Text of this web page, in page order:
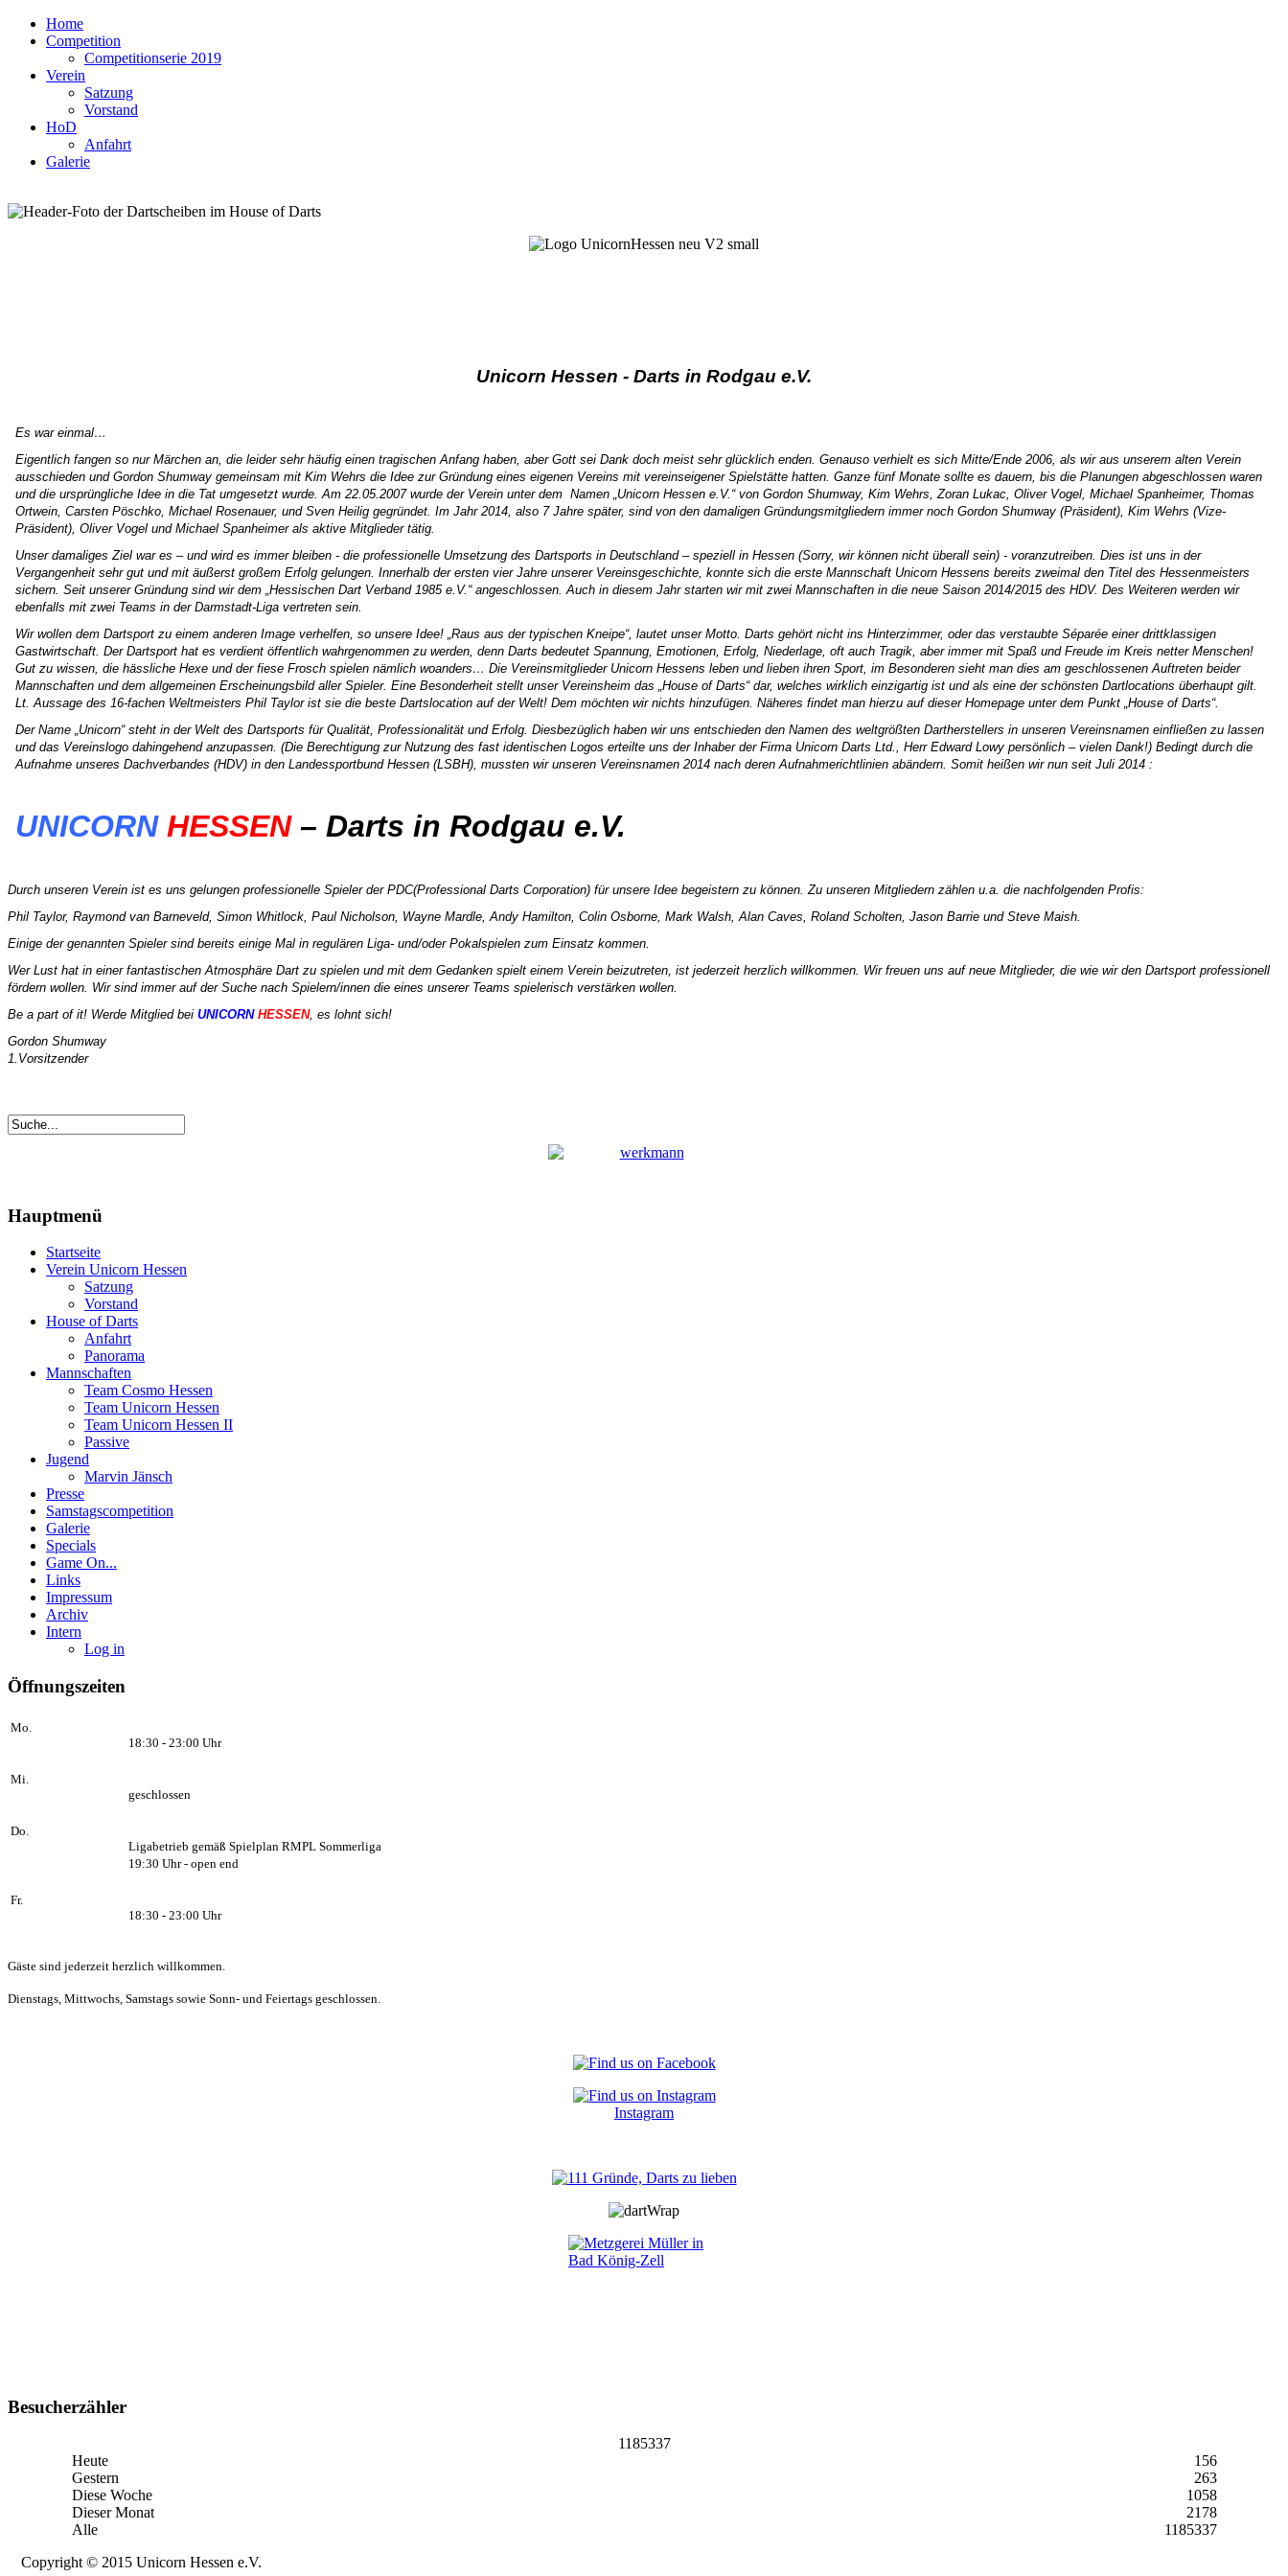
Home
Competition
Competitionserie 2019
Verein
Satzung
Vorstand
HoD
Anfahrt
Galerie
Unicorn Hessen - Darts in Rodgau e.V.
Es war einmal…
Eigentlich fangen so nur Märchen an, die leider sehr häufig einen tragischen Anfang haben, aber Gott sei Dank doch meist sehr glücklich enden. Genauso verhielt es sich Mitte/Ende 2006, als wir aus unserem alten Verein
ausschieden und Gordon Shumway gemeinsam mit Kim Wehrs die Idee zur Gründung eines eigenen Vereins mit vereinseigener Spielstätte hatten. Ganze fünf Monate sollte es dauern, bis die Planungen abgeschlossen waren
und die ursprüngliche Idee in die Tat umgesetzt wurde. Am 22.05.2007 wurde der Verein unter dem Namen „Unicorn Hessen e.V.“ von Gordon Shumway, Kim Wehrs, Zoran Lukac, Oliver Vogel, Michael Spanheimer, Thomas
Ortwein, Carsten Pöschko, Michael Rosenauer, und Sven Heilig gegründet. Im Jahr 2014, also 7 Jahre später, sind von den damaligen Gründungsmitgliedern immer noch Gordon Shumway (Präsident), Kim Wehrs (Vize-
Präsident), Oliver Vogel und Michael Spanheimer als aktive Mitglieder tätig.
Unser damaliges Ziel war es – und wird es immer bleiben - die professionelle Umsetzung des Dartsports in Deutschland – speziell in Hessen (Sorry, wir können nicht überall sein) - voranzutreiben. Dies ist uns in der
Vergangenheit sehr gut und mit äußerst großem Erfolg gelungen. Innerhalb der ersten vier Jahre unserer Vereinsgeschichte, konnte sich die erste Mannschaft Unicorn Hessens bereits zweimal den Titel des Hessenmeisters
sichern. Seit unserer Gründung sind wir dem „Hessischen Dart Verband 1985 e.V.“ angeschlossen. Auch in diesem Jahr starten wir mit zwei Mannschaften in die neue Saison 2014/2015 des HDV. Des Weiteren werden wir
ebenfalls mit zwei Teams in der Darmstadt-Liga vertreten sein.
Wir wollen dem Dartsport zu einem anderen Image verhelfen, so unsere Idee! „Raus aus der typischen Kneipe“, lautet unser Motto. Darts gehört nicht ins Hinterzimmer, oder das verstaubte Séparée einer drittklassigen
Gastwirtschaft. Der Dartsport hat es verdient öffentlich wahrgenommen zu werden, denn Darts bedeutet Spannung, Emotionen, Erfolg, Niederlage, oft auch Tragik, aber immer mit Spaß und Freude im Kreis netter Menschen!
Gut zu wissen, die hässliche Hexe und der fiese Frosch spielen nämlich woanders… Die Vereinsmitglieder Unicorn Hessens leben und lieben ihren Sport, im Besonderen sieht man dies am geschlossenen Auftreten beider
Mannschaften und dem allgemeinen Erscheinungsbild aller Spieler. Eine Besonderheit stellt unser Vereinsheim das „House of Darts“ dar, welches wirklich einzigartig ist und als eine der schönsten Dartlocations überhaupt gilt.
Lt. Aussage des 16-fachen Weltmeisters Phil Taylor ist sie die beste Dartslocation auf der Welt! Dem möchten wir nichts hinzufügen. Näheres findet man hierzu auf dieser Homepage unter dem Punkt „House of Darts“.
Der Name „Unicorn“ steht in der Welt des Dartsports für Qualität, Professionalität und Erfolg. Diesbezüglich haben wir uns entschieden den Namen des weltgrößten Dartherstellers in unseren Vereinsnamen einfließen zu lassen
und das Vereinslogo dahingehend anzupassen. (Die Berechtigung zur Nutzung des fast identischen Logos erteilte uns der Inhaber der Firma Unicorn Darts Ltd., Herr Edward Lowy persönlich – vielen Dank!) Bedingt durch die
Aufnahme unseres Dachverbandes (HDV) in den Landessportbund Hessen (LSBH), mussten wir unseren Vereinsnamen 2014 nach deren Aufnahmerichtlinien abändern. Somit heißen wir nun seit Juli 2014 :
UNICORN HESSEN– Darts in Rodgau e.V.
Durch unseren Verein ist es uns gelungen professionelle Spieler der PDC(Professional Darts Corporation) für unsere Idee begeistern zu können. Zu unseren Mitgliedern zählen u.a. die nachfolgenden Profis:
Phil Taylor, Raymond van Barneveld, Simon Whitlock, Paul Nicholson, Wayne Mardle, Andy Hamilton, Colin Osborne, Mark Walsh, Alan Caves, Roland Scholten, Jason Barrie und Steve Maish.
Einige der genannten Spieler sind bereits einige Mal in regulären Liga- und/oder Pokalspielen zum Einsatz kommen.
Wer Lust hat in einer fantastischen Atmosphäre Dart zu spielen und mit dem Gedanken spielt einem Verein beizutreten, ist jederzeit herzlich willkommen. Wir freuen uns auf neue Mitglieder, die wie wir den Dartsport professionell
fördern wollen. Wir sind immer auf der Suche nach Spielern/innen die eines unserer Teams spielerisch verstärken wollen.
Be a part of it! Werde Mitglied bei UNICORN HESSEN, es lohnt sich!
Gordon Shumway
1.Vorsitzender
Hauptmenü
Startseite
Verein Unicorn Hessen
Satzung
Vorstand
House of Darts
Anfahrt
Panorama
Mannschaften
Team Cosmo Hessen
Team Unicorn Hessen
Team Unicorn Hessen II
Passive
Jugend
Marvin Jänsch
Presse
Samstagscompetition
Galerie
Specials
Game On...
Links
Impressum
Archiv
Intern
Log in
Öffnungszeiten
Mo.
18:30 - 23:00 Uhr
Mi.
geschlossen
Do.
Ligabetrieb gemäß Spielplan RMPL Sommerliga
19:30 Uhr - open end
Fr.
18:30 - 23:00 Uhr
Gäste sind jederzeit herzlich willkommen.
Dienstags, Mittwochs, Samstags sowie Sonn- und Feiertags geschlossen.
Instagram
Besucherzähler
1185337
Heute
156
Gestern
263
Diese Woche
1058
Dieser Monat
2178
Alle
1185337
Copyright © 2015 Unicorn Hessen e.V.